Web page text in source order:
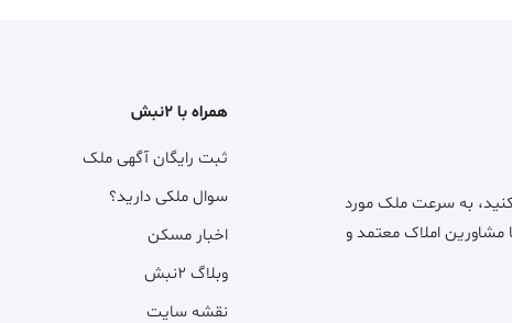
به سرعت ملک مورد
مشاورین املاک معتمد و
همراه با ۲نبش
ثبت رایگان آگهی ملک
سوال ملکی دارید؟
اخبار مسکن
وبلاگ ۲نبش
نقشه سایت